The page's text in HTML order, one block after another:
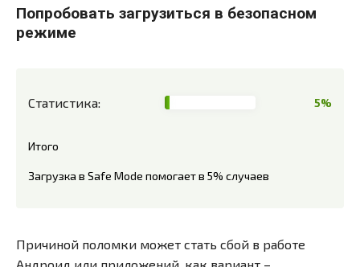
Попробовать загрузиться в безопасном
режиме
Статистика: 5%
Итого
Загрузка в Safe Mode помогает в 5% случаев
Причиной поломки может стать сбой в работе